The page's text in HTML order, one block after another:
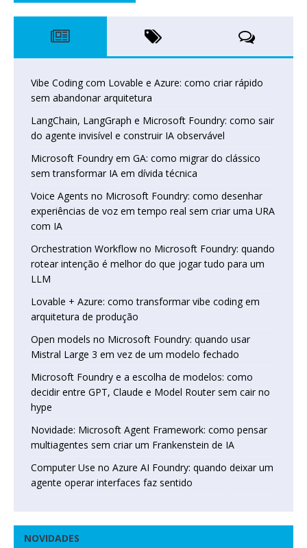
Vibe Coding com Lovable e Azure: como criar rápido
sem abandonar arquitetura
LangChain, LangGraph e Microsoft Foundry: como sair
do agente invisível e construir IA observável
Microsoft Foundry em GA: como migrar do clássico
sem transformar IA em dívida técnica
Voice Agents no Microsoft Foundry: como desenhar
experiências de voz em tempo real sem criar uma URA
com IA
Orchestration Workflow no Microsoft Foundry: quando
rotear intenção é melhor do que jogar tudo para um
LLM
Lovable + Azure: como transformar vibe coding em
arquitetura de produção
Open models no Microsoft Foundry: quando usar
Mistral Large 3 em vez de um modelo fechado
Microsoft Foundry e a escolha de modelos: como
decidir entre GPT, Claude e Model Router sem cair no
hype
Novidade: Microsoft Agent Framework: como pensar
multiagentes sem criar um Frankenstein de IA
Computer Use no Azure AI Foundry: quando deixar um
agente operar interfaces faz sentido
NOVIDADES